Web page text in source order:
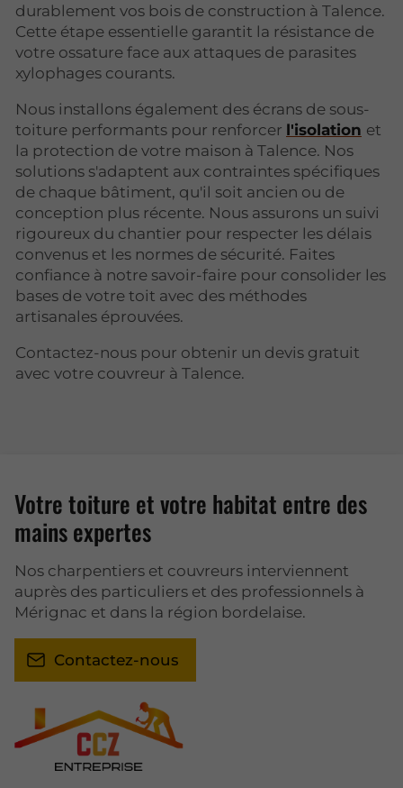
durablement vos bois de construction à Talence.
Cette étape essentielle garantit la résistance de
votre ossature face aux attaques de parasites
xylophages courants.
Nous installons également des écrans de sous-
toiture performants pour renforcer l'isolation et
la protection de votre maison à Talence. Nos
solutions s'adaptent aux contraintes spécifiques
de chaque bâtiment, qu'il soit ancien ou de
conception plus récente. Nous assurons un suivi
rigoureux du chantier pour respecter les délais
convenus et les normes de sécurité. Faites
confiance à notre savoir-faire pour consolider les
bases de votre toit avec des méthodes
artisanales éprouvées.
Contactez-nous pour obtenir un devis gratuit
avec votre couvreur à Talence.
Votre toiture et votre habitat entre des
mains expertes
Nos charpentiers et couvreurs interviennent
auprès des particuliers et des professionnels à
Mérignac et dans la région bordelaise.
Contactez-nous